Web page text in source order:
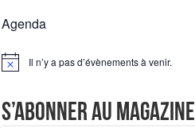
Agenda
Notice Il n’y a pas d’évènements à venir.
S’abonner au magazine